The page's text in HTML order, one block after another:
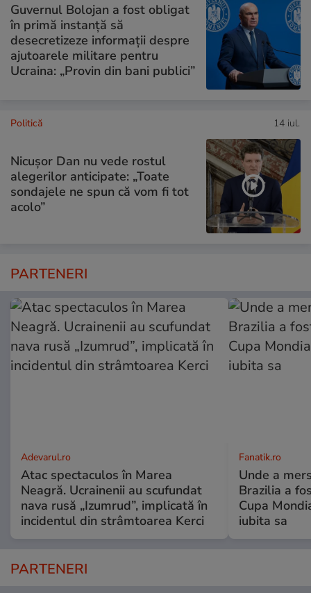
Guvernul Bolojan a fost obligat
în primă instanță să
desecretizeze informații despre
ajutoarele militare pentru
Ucraina: „Provin din bani publici”
Politică 14 iul.
Nicușor Dan nu vede rostul
alegerilor anticipate: „Toate
sondajele ne spun că vom fi tot
acolo”
PARTENERI
Adevarul.ro
Atac spectaculos în Marea
Neagră. Ucrainenii au scufundat
nava rusă „Izumrud”, implicată în
incidentul din strâmtoarea Kerci
Fanatik.ro
Unde a
Brazilia a
Cupa
iubita sa
PARTENERI